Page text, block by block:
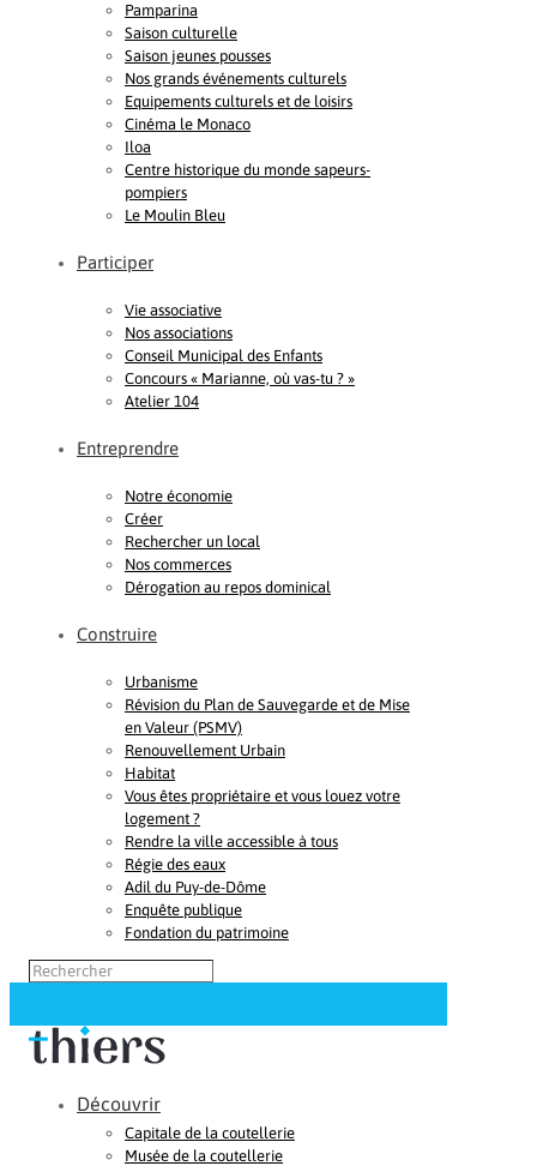
Pamparina
Saison culturelle
Saison jeunes pousses
Nos grands événements culturels
Equipements culturels et de loisirs
Cinéma le Monaco
Iloa
Centre historique du monde sapeurs-
pompiers
Le Moulin Bleu
Participer
Vie associative
Nos associations
Conseil Municipal des Enfants
Concours « Marianne, où vas-tu ? »
Atelier 104
Entreprendre
Notre économie
Créer
Rechercher un local
Nos commerces
Dérogation au repos dominical
Construire
Urbanisme
Révision du Plan de Sauvegarde et de Mise
en Valeur (PSMV)
Renouvellement Urbain
Habitat
Vous êtes propriétaire et vous louez votre
logement ?
Rendre la ville accessible à tous
Régie des eaux
Adil du Puy-de-Dôme
Enquête publique
Fondation du patrimoine
Découvrir
Capitale de la coutellerie
Musée de la coutellerie